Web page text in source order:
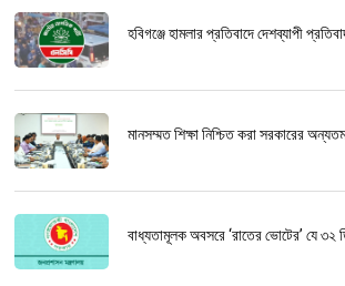
হবিগঞ্জে হামলার প্রতিবাদে দেশব্যাপী
মানসম্মত শিক্ষা নিশ্চিত করা সরকারের
বাধ্যতামূলক অবসরে ‘রাতের ভোটের’ যে ৩২